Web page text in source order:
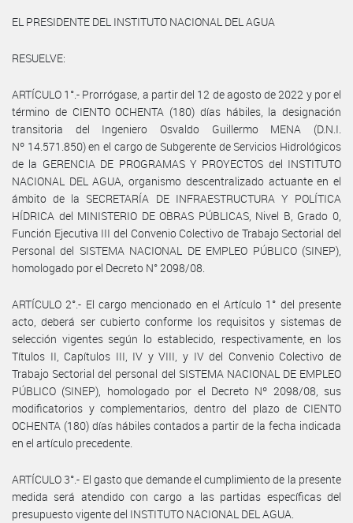
EL PRESIDENTE DEL INSTITUTO NACIONAL DEL AGUA
RESUELVE:
ARTÍCULO 1°.- Prorrógase, a partir del 12 de agosto de 2022 y por el
término de CIENTO OCHENTA (180) días hábiles, la designación
transitoria del Ingeniero Osvaldo Guillermo MENA (D.N.I.
Nº 14.571.850) en el cargo de Subgerente de Servicios Hidrológicos
de la GERENCIA DE PROGRAMAS Y PROYECTOS del INSTITUTO
NACIONAL DEL AGUA, organismo descentralizado actuante en el
ámbito de la SECRETARÍA DE INFRAESTRUCTURA Y POLÍTICA
HÍDRICA del MINISTERIO DE OBRAS PÚBLICAS, Nivel B, Grado 0,
Función Ejecutiva III del Convenio Colectivo de Trabajo Sectorial del
Personal del SISTEMA NACIONAL DE EMPLEO PÚBLICO (SINEP),
homologado por el Decreto N° 2098/08.
ARTÍCULO 2°.- El cargo mencionado en el Artículo 1° del presente
acto, deberá ser cubierto conforme los requisitos y sistemas de
selección vigentes según lo establecido, respectivamente, en los
Títulos II, Capítulos III, IV y VIII, y IV del Convenio Colectivo de
Trabajo Sectorial del personal del SISTEMA NACIONAL DE EMPLEO
PÚBLICO (SINEP), homologado por el Decreto Nº 2098/08, sus
modificatorios y complementarios, dentro del plazo de CIENTO
OCHENTA (180) días hábiles contados a partir de la fecha indicada
en el artículo precedente.
ARTÍCULO 3°.- El gasto que demande el cumplimiento de la presente
medida será atendido con cargo a las partidas específicas del
presupuesto vigente del INSTITUTO NACIONAL DEL AGUA.